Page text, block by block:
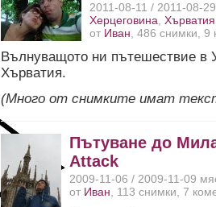
2011-08-11 / 2011-08-
Херцеговина ,Хърватия
от Иван , 486 снимки, 9
Вълнуващото ни пътешествие в
Хърватия.
(Много от снимките имат
Пътуване до
Attack
2009-11-06 / 2009-11-09
от Иван , 113 снимки, 7